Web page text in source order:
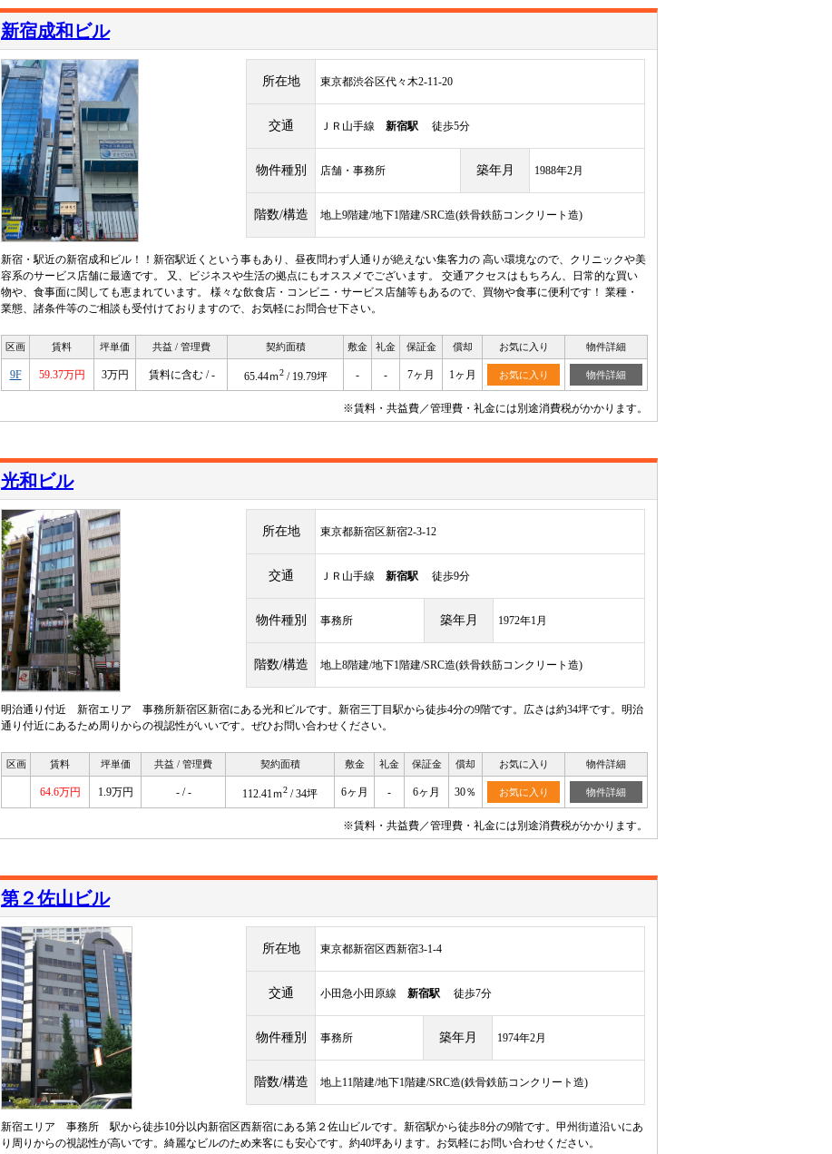
新宿成和ビル
所在地 東京都渋谷区代々木2-11-20
交通 ＪＲ山手線 新宿駅 徒歩5分
物件種別 店舗・事務所 築年月 1988年2月
階数/構造 地上9階建/地下1階建/SRC造(鉄骨鉄筋コンクリート造)
新宿・駅近の新宿成和ビル！！新宿駅近くという事もあり、昼夜問わず人通りが絶えない集客力の 高い環境なので、クリニックや美
容系のサービス店舗に最適です。 又、ビジネスや生活の拠点にもオススメでございます。 交通アクセスはもちろん、日常的な買い
物や、食事面に関しても恵まれています。 様々な飲食店・コンビニ・サービス店舗等もあるので、買物や食事に便利です！ 業種・
業態、諸条件等のご相談も受付けておりますので、お気軽にお問合せ下さい。
区画 賃料 坪単価 共益 / 管理費 契約面積 敷金 礼金 保証金 償却 お気に入り 物件詳細
9F 59.37万円 3万円 賃料に含む / - 65.44ｍ2/ 19.79坪 - - 7ヶ月 1ヶ月 お気に入り 物件詳細
※賃料・共益費／管理費・礼金には別途消費税がかかります。
光和ビル
所在地 東京都新宿区新宿2-3-12
交通 ＪＲ山手線 新宿駅 徒歩9分
物件種別 事務所 築年月 1972年1月
階数/構造 地上8階建/地下1階建/SRC造(鉄骨鉄筋コンクリート造)
明治通り付近 新宿エリア 事務所新宿区新宿にある光和ビルです。新宿三丁目駅から徒歩4分の9階です。広さは約34坪です。明治
通り付近にあるため周りからの視認性がいいです。ぜひお問い合わせください。
区画 賃料 坪単価 共益 / 管理費 契約面積 敷金 礼金 保証金 償却 お気に入り 物件詳細
64.6万円 1.9万円 - / - 112.41ｍ2 / 34坪 6ヶ月 - 6ヶ月 30％ お気に入り 物件詳細
※賃料・共益費／管理費・礼金には別途消費税がかかります。
第２佐山ビル
所在地 東京都新宿区西新宿3-1-4
交通 小田急小田原線 新宿駅 徒歩7分
物件種別 事務所 築年月 1974年2月
階数/構造 地上11階建/地下1階建/SRC造(鉄骨鉄筋コンクリート造)
新宿エリア 事務所 駅から徒歩10分以内新宿区西新宿にある第２佐山ビルです。新宿駅から徒歩8分の9階です。甲州街道沿いにあ
り周りからの視認性が高いです。綺麗なビルのため来客にも安心です。約40坪あります。お気軽にお問い合わせください。